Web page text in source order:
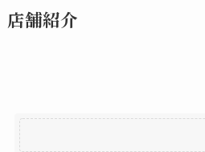
店舗紹介